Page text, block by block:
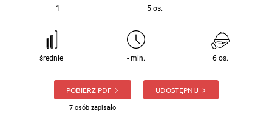
1 5 os.
średnie - min. 6 os.
POBIERZ PDF
7 osób zapisało
UDOSTĘPNIJ